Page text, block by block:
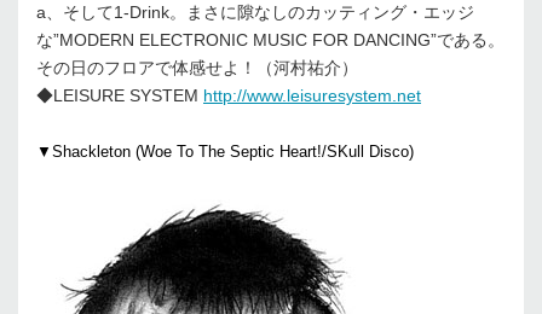
a、そして1-Drink。まさに隙なしのカッティング・エッジ
な”MODERN ELECTRONIC MUSIC FOR DANCING”である。
その日のフロアで体感せよ！（河村祐介）
◆LEISURE SYSTEM http://www.leisuresystem.net
▼Shackleton (Woe To The Septic Heart!/SKull Disco)